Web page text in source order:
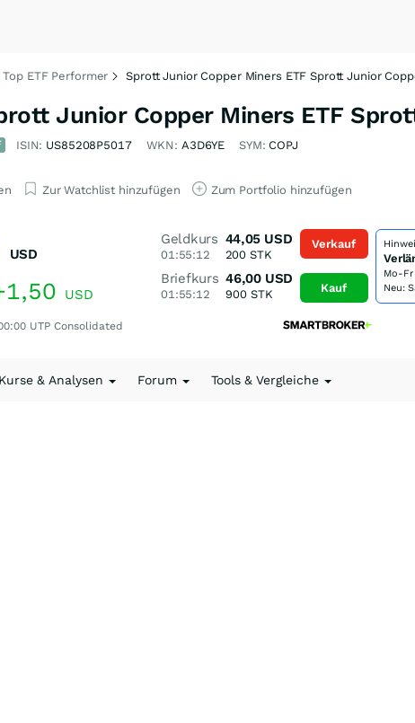
Top ETF Performer Sprott Junior Copper Miners ETF Sprott Junior
Junior Copper Miners ETF
ISIN: US85208P5017 WKN: A3D6YE SYM: COPJ
Zur Watchlist hinzufügen Zum Portfolio hinzufügen
USD
USD
UTP Consolidated
Geldkurs
01:55:12
44,05 USD
200 STK
Briefkurs
01:55:12
46,00 USD
900STK
Verkauf
Kauf
Mo-Fr
Neu:
Kurse & Analysen Forum Tools & Vergleiche